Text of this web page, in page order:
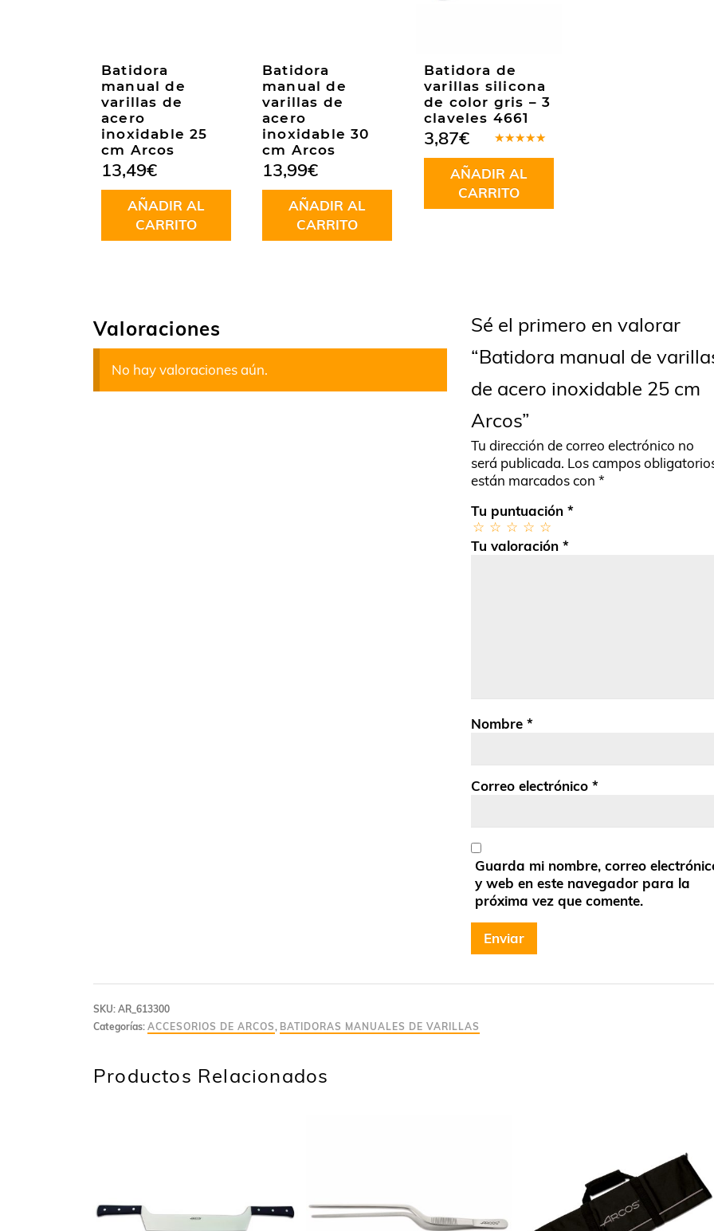
Batidora
manual de
varillas de
acero
inoxidable 25
cm Arcos
13,49€
AÑADIR AL
CARRITO
Batidora
manual de
varillas de
acero
inoxidable 30
cm Arcos
13,99€
AÑADIR AL
CARRITO
Batidora de
varillas silicona
de color gris – 3
claveles 4661
en4.67
de 5
3,87€
AÑADIR AL
CARRITO
Valoraciones
No hay valoraciones aún.
Sé el primero en valorar
“Batidora manual de
de acero inoxidable 25 cm
Arcos”
Tu dirección de correo electrónico no
será publicada. Los campos
están marcados con *
Tu puntuación *
Tu valoración *
Nombre *
Correo electrónico *
Guarda mi nombre, correo
y web en este navegador para la
próxima vez que comente.
SKU: AR_613300
Categorías: ACCESORIOS DE ARCOS, BATIDORAS MANUALES DE VARILLAS
Productos Relacionados